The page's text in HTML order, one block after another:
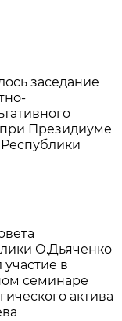
заседание
при Президиуме
О.Дьяченко
в
семинаре
актива